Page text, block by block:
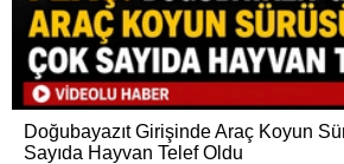
Doğubayazıt Girişinde Araç Koyun
Sayıda Hayvan Telef Oldu